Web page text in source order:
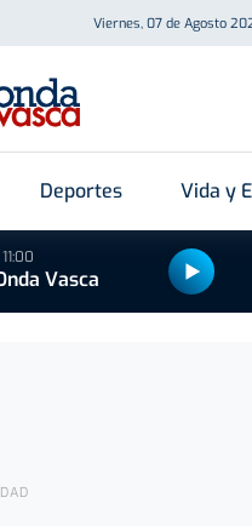
Viernes, 07 de Agosto
Deportes Vida y
Vasca